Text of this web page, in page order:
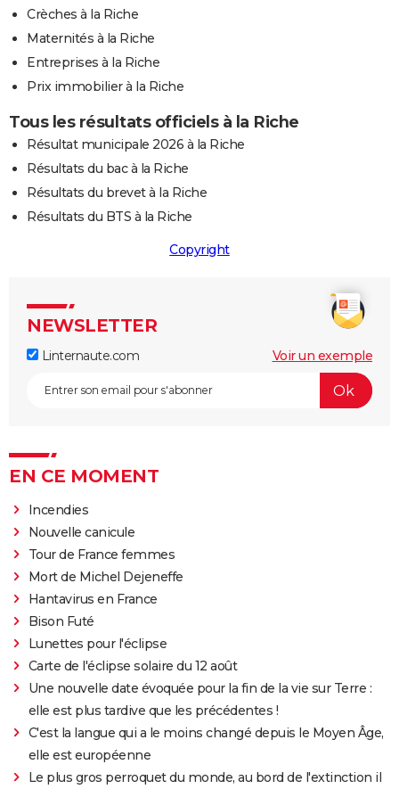
Crèches à la Riche
Maternités à la Riche
Entreprises à la Riche
Prix immobilier à la Riche
Tous les résultats officiels à la Riche
Résultat municipale 2026 à la Riche
Résultats du bac à la Riche
Résultats du brevet à la Riche
Résultats du BTS à la Riche
Copyright
NEWSLETTER
Linternaute.com Voir un exemple
EN CE MOMENT
Incendies
Nouvelle canicule
Tour de France femmes
Mort de Michel Dejeneffe
Hantavirus en France
Bison Futé
Lunettes pour l'éclipse
Carte de l'éclipse solaire du 12 août
Une nouvelle date évoquée pour la fin de la vie sur Terre :
elle est plus tardive que les précédentes !
C'est la langue qui a le moins changé depuis le Moyen Âge,
elle est européenne
Le plus gros perroquet du monde, au bord de l'extinction il